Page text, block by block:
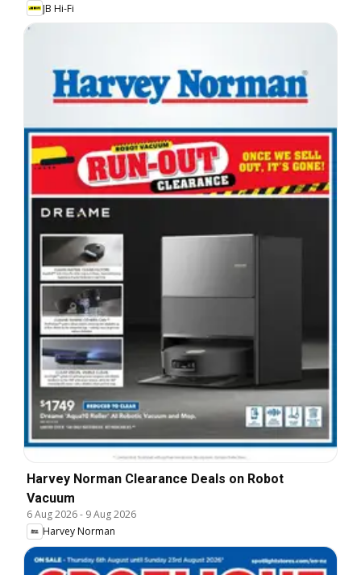
JB Hi-Fi
Harvey Norman Clearance Deals on Robot
Vacuum
6 Aug 2026- 9 Aug 2026
Harvey Norman